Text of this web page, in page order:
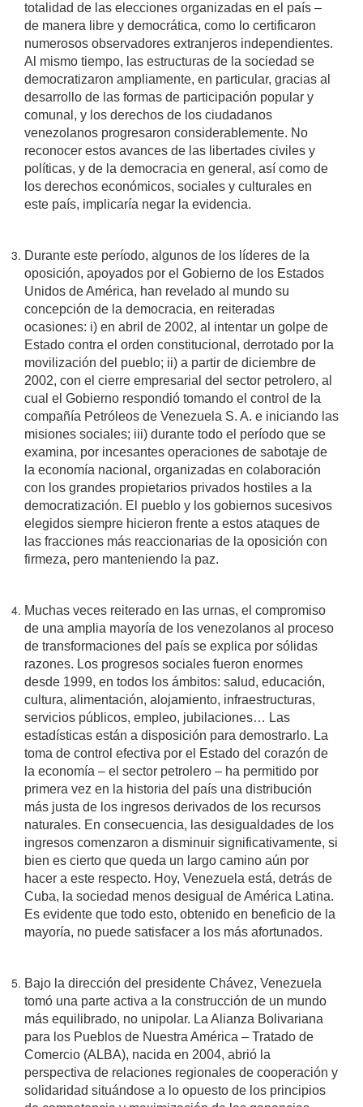
totalidad de las elecciones organizadas en el país –
de manera libre y democrática, como lo certificaron
numerosos observadores extranjeros independientes.
Al mismo tiempo, las estructuras de la sociedad se
democratizaron ampliamente, en particular, gracias al
desarrollo de las formas de participación popular y
comunal, y los derechos de los ciudadanos
venezolanos progresaron considerablemente. No
reconocer estos avances de las libertades civiles y
políticas, y de la democracia en general, así como de
los derechos económicos, sociales y culturales en
este país, implicaría negar la evidencia.
Durante este período, algunos de los líderes de la
oposición, apoyados por el Gobierno de los Estados
Unidos de América, han revelado al mundo su
concepción de la democracia, en reiteradas
ocasiones: i) en abril de 2002, al intentar un golpe de
Estado contra el orden constitucional, derrotado por la
movilización del pueblo; ii) a partir de diciembre de
2002, con el cierre empresarial del sector petrolero, al
cual el Gobierno respondió tomando el control de la
compañía Petróleos de Venezuela S. A. e iniciando las
misiones sociales; iii) durante todo el período que se
examina, por incesantes operaciones de sabotaje de
la economía nacional, organizadas en colaboración
con los grandes propietarios privados hostiles a la
democratización. El pueblo y los gobiernos sucesivos
elegidos siempre hicieron frente a estos ataques de
las fracciones más reaccionarias de la oposición con
firmeza, pero manteniendo la paz.
Muchas veces reiterado en las urnas, el compromiso
de una amplia mayoría de los venezolanos al proceso
de transformaciones del país se explica por sólidas
razones. Los progresos sociales fueron enormes
desde 1999, en todos los ámbitos: salud, educación,
cultura, alimentación, alojamiento, infraestructuras,
servicios públicos, empleo, jubilaciones… Las
estadísticas están a disposición para demostrarlo. La
toma de control efectiva por el Estado del corazón de
la economía – el sector petrolero – ha permitido por
primera vez en la historia del país una distribución
más justa de los ingresos derivados de los recursos
naturales. En consecuencia, las desigualdades de los
ingresos comenzaron a disminuir significativamente, si
bien es cierto que queda un largo camino aún por
hacer a este respecto. Hoy, Venezuela está, detrás de
Cuba, la sociedad menos desigual de América Latina.
Es evidente que todo esto, obtenido en beneficio de la
mayoría, no puede satisfacer a los más afortunados.
Bajo la dirección del presidente Chávez, Venezuela
tomó una parte activa a la construcción de un mundo
más equilibrado, no unipolar. La Alianza Bolivariana
para los Pueblos de Nuestra América – Tratado de
Comercio (ALBA), nacida en 2004, abrió la
perspectiva de relaciones regionales de cooperación y
solidaridad situándose a lo opuesto de los principios